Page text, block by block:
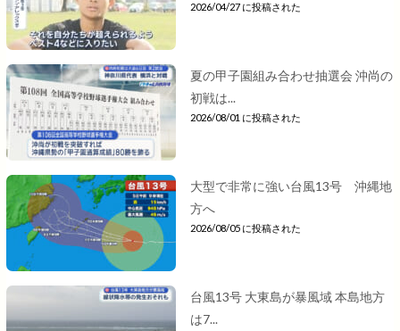
2026/04/27 に投稿された
夏の甲子園組み合わせ抽選会 沖尚の
初戦は...
2026/08/01 に投稿された
大型で非常に強い台風13号 沖縄地
方へ
2026/08/05 に投稿された
台風13号 大東島が暴風域 本島地方
は7...